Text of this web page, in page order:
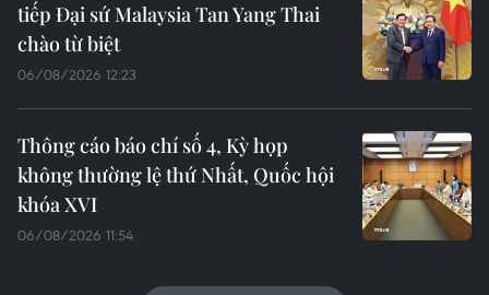
tiếp Đại sứ Malaysia Tan Yang Thai
chào từ biệt
06/08/2026 12:23
Thông cáo báo chí số 4, Kỳ họp
không thường lệ thứ Nhất, Quốc hội
khóa XVI
06/08/2026 11:54